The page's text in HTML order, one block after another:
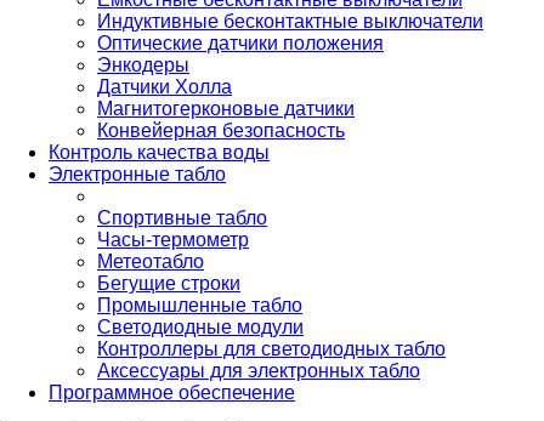
Индуктивные бесконтактные выключатели
Оптические датчики положения
Энкодеры
Датчики Холла
Магнитогерконовые датчики
Конвейерная безопасность
Контроль качества воды
Электронные табло
Спортивные табло
Часы-термометр
Метеотабло
Бегущие строки
Промышленные табло
Светодиодные модули
Контроллеры для светодиодных табло
Аксессуары для электронных табло
Программное обеспечение